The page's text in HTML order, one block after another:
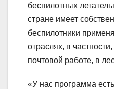
беспилотных
стране имеет
беспилотники
отраслях, в
почтовой работе, в
«У нас программа